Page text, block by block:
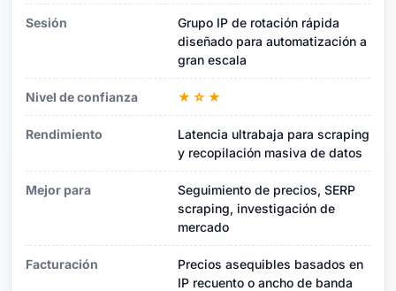
Sesión
Grupo IP de rotación rápida
diseñado para automatización a
gran escala
Nivel de confianza ★☆★
Rendimiento
Latencia ultrabaja para scraping
y recopilación masiva de datos
Mejor para
Seguimiento de precios, SERP
scraping, investigación de
mercado
Facturación
Precios asequibles basados ​​en
IP recuento o ancho de banda